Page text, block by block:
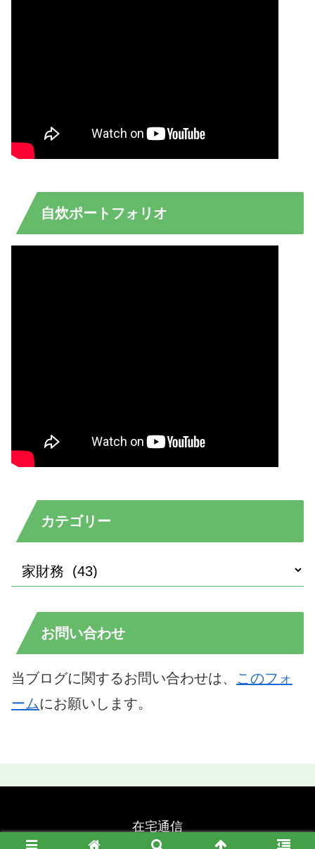
自炊ポートフォリオ
カテゴリー
お問い合わせ
当ブログに関するお問い合わせは、 このフォ
ームにお願いします。
在宅通信